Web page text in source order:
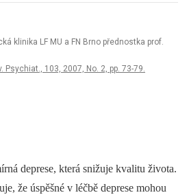
klinika LF MU a FN Brno přednostka prof.
Psychiat., 103, 2007, No. 2, pp. 73-79.
deprese, která snižuje kvalitu života.
že úspěšné v léčbě deprese mohou